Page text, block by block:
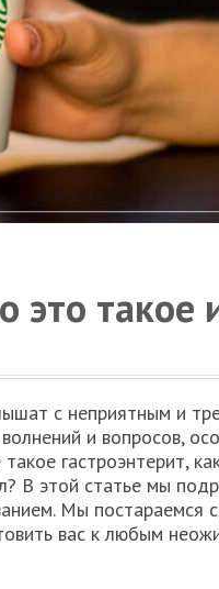
это такое
с неприятным и
и вопросов,
гастроэнтерит,
В этой статье мы
Мы постараемся
вас к любым